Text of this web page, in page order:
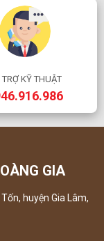
TRỢ KỸ THUẬT
GIA
huyện Gia Lâm,